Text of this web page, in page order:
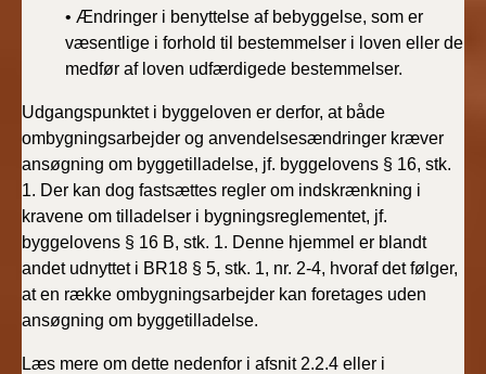
• Ændringer i benyttelse af bebyggelse, som er
væsentlige i forhold til bestemmelser i loven eller de
medfør af loven udfærdigede bestemmelser.
Udgangspunktet i byggeloven er derfor, at både
ombygningsarbejder og anvendelsesændringer kræver
ansøgning om byggetilladelse, jf. byggelovens § 16, stk.
1. Der kan dog fastsættes regler om indskrænkning i
kravene om tilladelser i bygningsreglementet, jf.
byggelovens § 16 B, stk. 1. Denne hjemmel er blandt
andet udnyttet i BR18 § 5, stk. 1, nr. 2-4, hvoraf det følger,
at en række ombygningsarbejder kan foretages uden
ansøgning om byggetilladelse.
Læs mere om dette nedenfor i afsnit 2.2.4 eller i